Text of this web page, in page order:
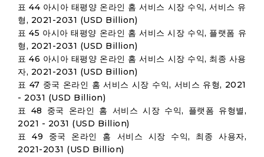
표 44 아시아 태평양 온라인 홈 서비스 시장 수익, 서비스 유
형, 2021-2031 (USD Billion)
표 45 아시아 태평양 온라인 홈 서비스 시장 수익, 플랫폼 유
형, 2021-2031 (USD Billion)
표 46 아시아 태평양 온라인 홈 서비스 시장 수익, 최종 사용
자, 2021-2031 (USD Billion)
표 47 중국 온라인 홈 서비스 시장 수익, 서비스 유형, 2021
- 2031 (USD Billion)
표 48 중국 온라인 홈 서비스 시장 수익, 플랫폼 유형별,
2021 - 2031 (USD Billion)
표 49 중국 온라인 홈 서비스 시장 수익, 최종 사용자,
2021-2031 (USD Billion)